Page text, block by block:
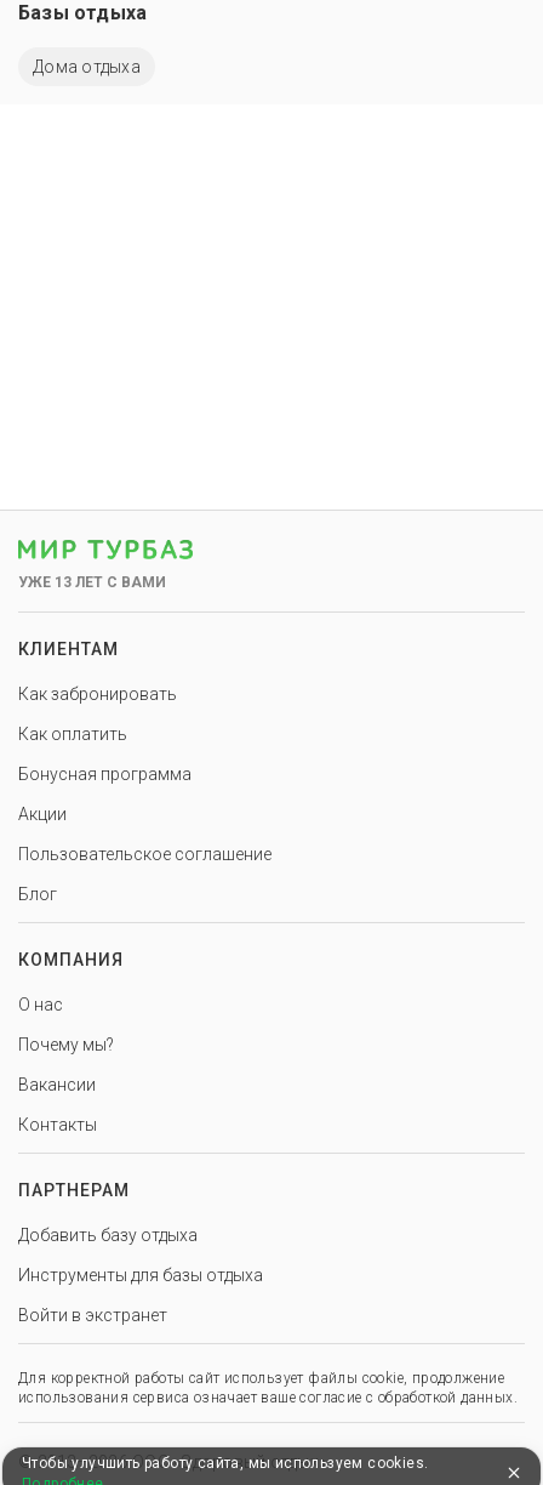
Базы отдыха
Дома отдыха
УЖЕ 13 ЛЕТ С ВАМИ
КЛИЕНТАМ
Как забронировать
Как оплатить
Бонусная программа
Акции
Пользовательское соглашение
Блог
КОМПАНИЯ
О нас
Почему мы?
Вакансии
Контакты
ПАРТНЕРАМ
Добавить базу отдыха
Инструменты для базы отдыха
Войти в экстранет
Для корректной работы сайт использует файлы cookie, продолжение
использования сервиса означает ваше согласие с обработкой данных.
© 2013–2026 ООО «Здоровый отдых»
Чтобы улучшить работу сайта, мы используем cookies.